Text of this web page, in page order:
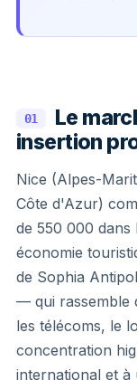
01
Le
insertion
Nice (Alpes-
Côte d'Azur)
de 550 000 dans
économie
de Sophia
— qui rassemble
les télécoms, le
concentration
international et à